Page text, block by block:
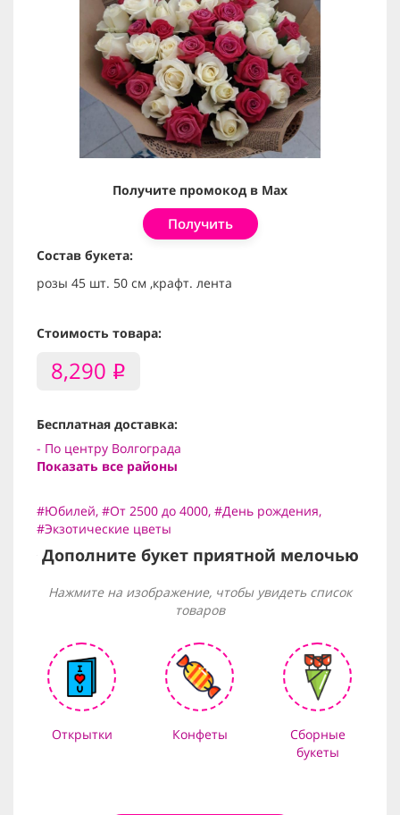
Получите промокод в Max
Получить
Состав букета:
розы 45 шт. 50 см ,крафт. лента
Стоимость товара:
8,290 i
Бесплатная доставка:
- По центру Волгограда
Показать все районы
#Юбилей, #От 2500 до 4000, #День рождения,
#Экзотические цветы
Дополните букет приятной мелочью
Нажмите на изображение, чтобы увидеть список
товаров
Открытки Конфеты
Сборные
букеты